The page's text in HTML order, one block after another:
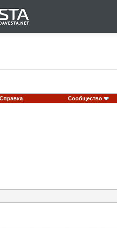
Справка Сообщество